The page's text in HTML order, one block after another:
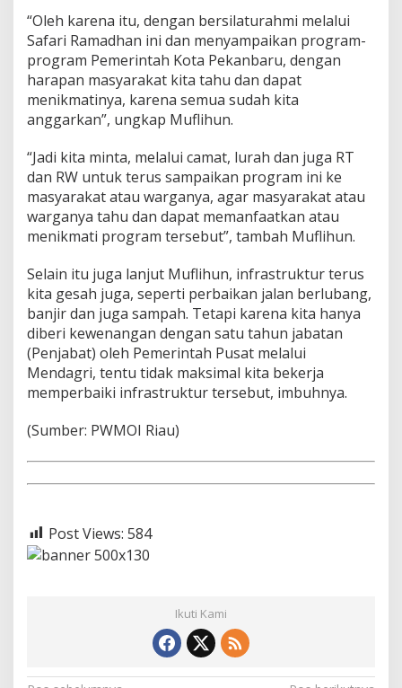
t
u
a
T
e
n
y
n
R
a
y
“Oleh karena itu, dengan bersilaturahmi melalui
Safari Ramadhan ini dan menyampaikan program-
program Pemerintah Kota Pekanbaru, dengan
harapan masyarakat kita tahu dan dapat
menikmatinya, karena semua sudah kita
anggarkan”, ungkap Muflihun.
“Jadi kita minta, melalui camat, lurah dan juga RT
dan RW untuk terus sampaikan program ini ke
masyarakat atau warganya, agar masyarakat atau
warganya tahu dan dapat memanfaatkan atau
menikmati program tersebut”, tambah Muflihun.
Selain itu juga lanjut Muflihun, infrastruktur terus
kita gesah juga, seperti perbaikan jalan berlubang,
banjir dan juga sampah. Tetapi karena kita hanya
diberi kewenangan dengan satu tahun jabatan
(Penjabat) oleh Pemerintah Pusat melalui
Mendagri, tentu tidak maksimal kita bekerja
memperbaiki infrastruktur tersebut, imbuhnya.
(Sumber: PWMOI Riau)
Post Views: 584
Ikuti Kami